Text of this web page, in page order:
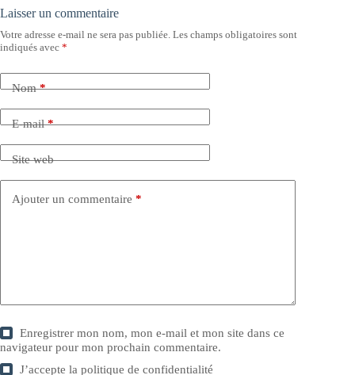
Laisser un commentaire
Votre adresse e-mail ne sera pas publiée. Les champs obligatoires sont
indiqués avec *
Nom*
E-mail*
Site web
Ajouter un commentaire *
Enregistrer mon nom, mon e-mail et mon site dans ce
navigateur pour mon prochain commentaire.
J’accepte lapolitique de confidentialité